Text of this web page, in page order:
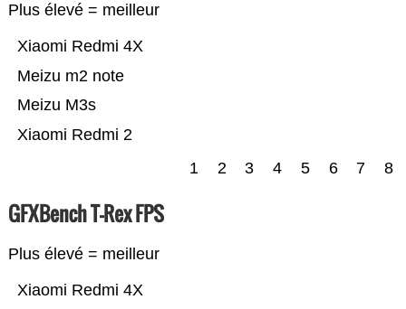
Plus élevé = meilleur
Xiaomi Redmi 2
Meizu M3s
Meizu m2 note
Xiaomi Redmi 4X
1 2 3 4 5 6 7 8
GFXBench T-Rex FPS
Plus élevé = meilleur
Xiaomi Redmi 4X